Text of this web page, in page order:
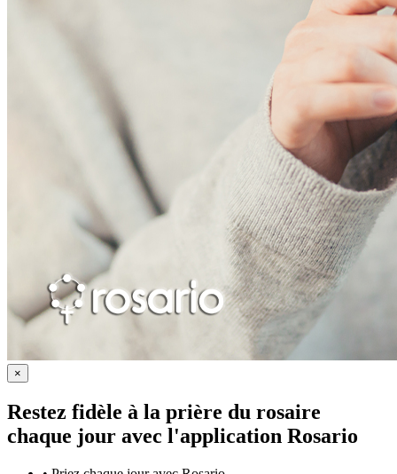
×
Restez fidèle à la prière du rosaire
chaque jour avec l'application Rosario